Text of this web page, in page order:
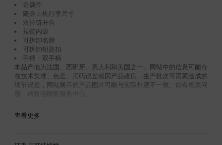
金属件
随身上机行李尺寸
双拉链开合
拉链内袋
可拆卸名牌
可拆卸钥匙扣
手柄：双手柄
本品产地为法国、西班牙、意大利和美国之一。网站中的信息可能存
在技术失准、色差、尺码误差或因产品改良，生产批次等因素造成的
细节误差，网站展示的产品图片可能与实际外观不一致。如有相关问
题，请致电顾客服务中心。
查看更多